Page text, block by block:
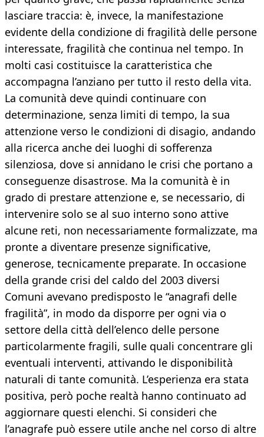
lasciare traccia: è, invece, la manifestazione
evidente della condizione di fragilità delle persone
interessate, fragilità che continua nel tempo. In
molti casi costituisce la caratteristica che
accompagna l’anziano per tutto il resto della vita.
La comunità deve quindi continuare con
determinazione, senza limiti di tempo, la sua
attenzione verso le condizioni di disagio, andando
alla ricerca anche dei luoghi di sofferenza
silenziosa, dove si annidano le crisi che portano a
conseguenze disastrose. Ma la comunità è in
grado di prestare attenzione e, se necessario, di
intervenire solo se al suo interno sono attive
alcune reti, non necessariamente formalizzate, ma
pronte a diventare presenze significative,
generose, tecnicamente preparate. In occasione
della grande crisi del caldo del 2003 diversi
Comuni avevano predisposto le “anagrafi delle
fragilità”, in modo da disporre per ogni via o
settore della città dell’elenco delle persone
particolarmente fragili, sulle quali concentrare gli
eventuali interventi, attivando le disponibilità
naturali di tante comunità. L’esperienza era stata
positiva, però poche realtà hanno continuato ad
aggiornare questi elenchi. Si consideri che
l’anagrafe può essere utile anche nel corso di altre